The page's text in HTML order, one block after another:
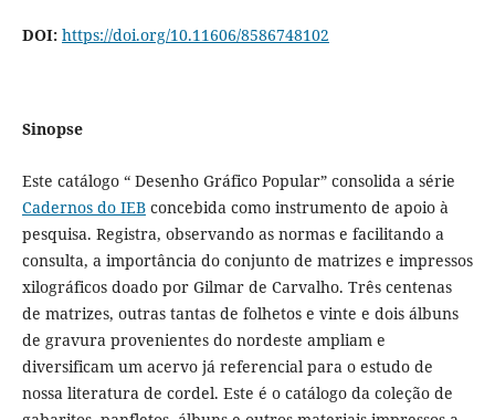
DOI: https://doi.org/10.11606/8586748102
Sinopse
Este catálogo “ Desenho Gráfico Popular” consolida a série
Cadernos do IEBconcebida como instrumento de apoio à
pesquisa. Registra, observando as normas e facilitando a
consulta, a importância do conjunto de matrizes e impressos
xilográficos doado por Gilmar de Carvalho. Três centenas
de matrizes, outras tantas de folhetos e vinte e dois álbuns
de gravura provenientes do nordeste ampliam e
diversificam um acervo já referencial para o estudo de
nossa literatura de cordel. Este é o catálogo da coleção de